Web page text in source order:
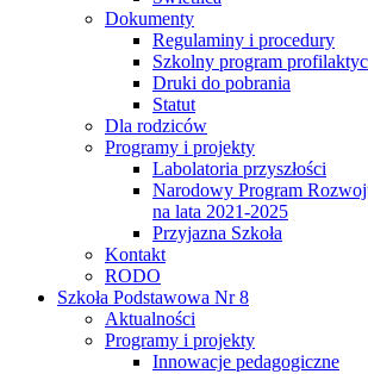
Dokumenty
Regulaminy i procedury
Szkolny program
Druki do pobrania
Statut
Dla rodziców
Programy i projekty
Labolatoria przyszłości
Narodowy Program
na lata 2021-2025
Przyjazna Szkoła
Kontakt
RODO
Szkoła Podstawowa Nr 8
Aktualności
Programy i projekty
Innowacje pedagogiczne